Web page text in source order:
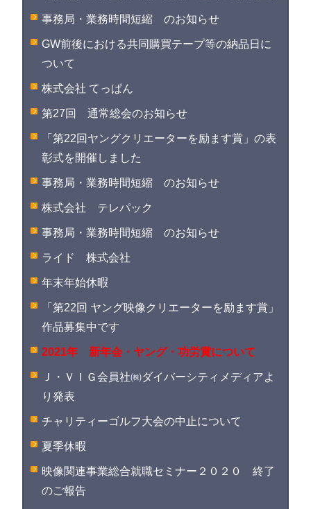
事務局・業務時間短縮 のお知らせ
GW前後における共同購買テープ等の納品日に
ついて
株式会社 てっぱん
第27回 通常総会のお知らせ
「第22回ヤングクリエーターを励ます賞」の表
彰式を開催しました
事務局・業務時間短縮 のお知らせ
株式会社 テレパック
事務局・業務時間短縮 のお知らせ
ライド 株式会社
年末年始休暇
「第22回 ヤング映像クリエーターを励ます賞」
作品募集中です
2021年 新年会・ヤング・功労賞について
Ｊ・ＶＩＧ会員社㈱ダイバーシティメディアよ
り発表
チャリティーゴルフ大会の中止について
夏季休暇
映像関連事業総合就職セミナー２０２０ 終了
のご報告